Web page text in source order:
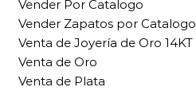
Vender Por Catalogo
Vender Zapatos por Catalogo
Venta de Joyería de Oro 14KT
Venta de Oro
Venta de Plata